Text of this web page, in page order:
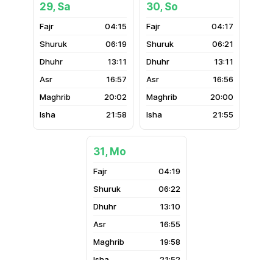
29, Sa
04:15
06:19
13:11
16:57
20:02
21:58
30, So
04:17
06:21
13:11
16:56
20:00
21:55
31, Mo
04:19
06:22
13:10
16:55
19:58